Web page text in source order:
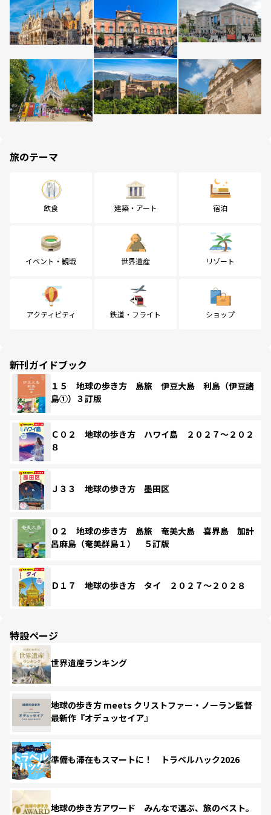
旅のテーマ
飲食 建築・アート 宿泊
イベント・観戦 世界遺産 リゾート
アクティビティ 鉄道・フライト ショップ
新刊ガイドブック
１５ 地球の歩き方 島旅 伊豆大島 利島（伊豆諸
島①）３訂版
Ｃ０２ 地球の歩き方 ハワイ島 ２０２７～２０２
８
Ｊ３３ 地球の歩き方 墨田区
０２ 地球の歩き方 島旅 奄美大島 喜界島 加計
呂麻島（奄美群島１） ５訂版
Ｄ１７ 地球の歩き方 タイ ２０２７～２０２８
特設ページ
世界遺産ランキング
地球の歩き方 meets クリストファー・ノーラン監督
最新作『オデュッセイア』
準備も滞在もスマートに！ トラベルハック2026
地球の歩き方アワード みんなで選ぶ、旅のベスト。